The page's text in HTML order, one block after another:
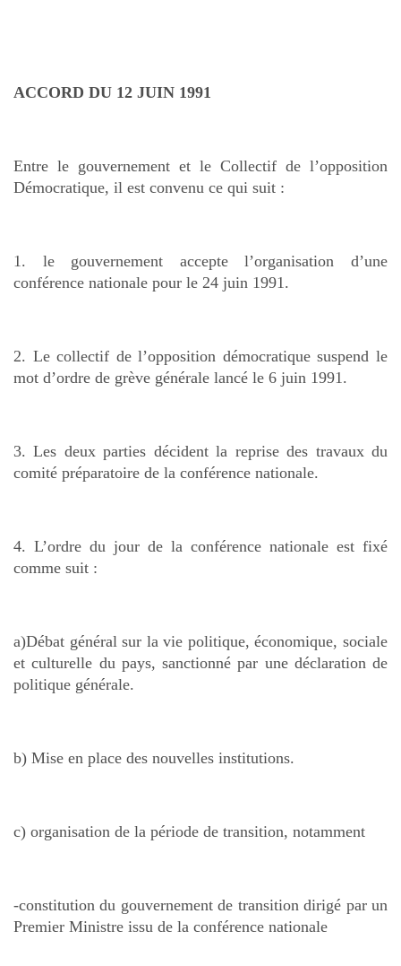
ACCORD DU 12 JUIN 1991
Entre le gouvernement et le Collectif de l’opposition
Démocratique, il est convenu ce qui suit :
1. le gouvernement accepte l’organisation d’une
conférence nationale pour le 24 juin 1991.
2. Le collectif de l’opposition démocratique suspend le
mot d’ordre de grève générale lancé le 6 juin 1991.
3. Les deux parties décident la reprise des travaux du
comité préparatoire de la conférence nationale.
4. L’ordre du jour de la conférence nationale est fixé
comme suit :
a)Débat général sur la vie politique, économique, sociale
et culturelle du pays, sanctionné par une déclaration de
politique générale.
b) Mise en place des nouvelles institutions.
c) organisation de la période de transition, notamment
-constitution du gouvernement de transition dirigé par un
Premier Ministre issu de la conférence nationale